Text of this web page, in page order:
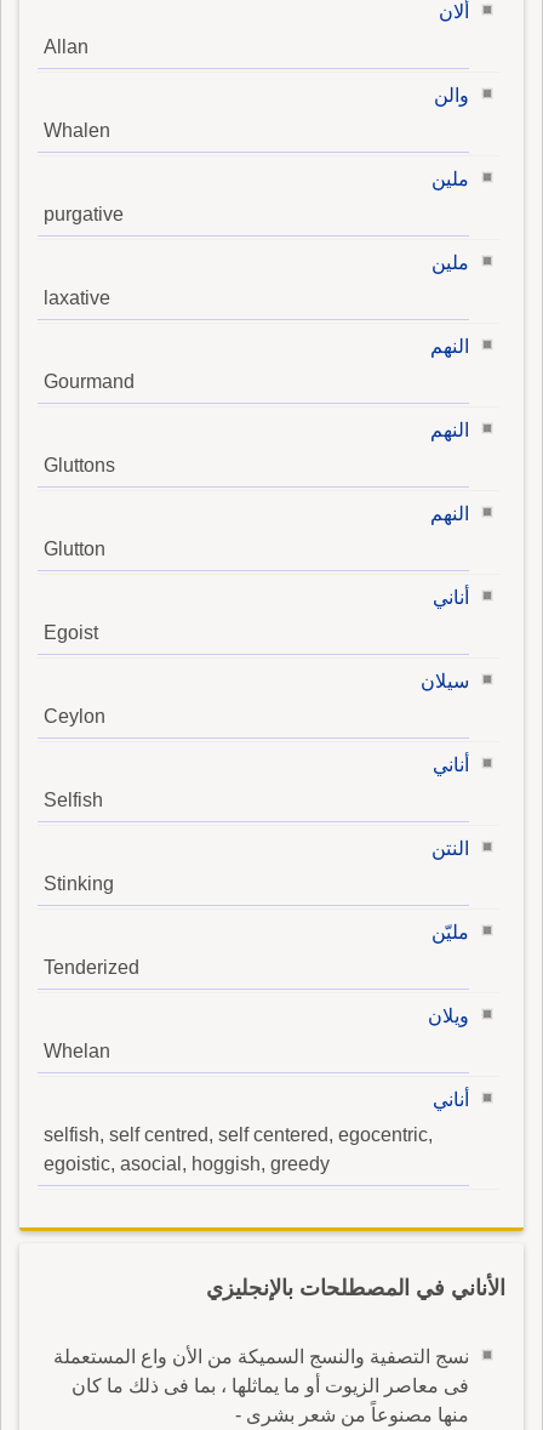
ألان
Allan
والن
Whalen
ملين
purgative
ملين
laxative
النهم
Gourmand
النهم
Gluttons
النهم
Glutton
أناني
Egoist
سيلان
Ceylon
أناني
Selfish
النتن
Stinking
مليّن
Tenderized
ويلان
Whelan
أناني
selfish, self centred, self centered, egocentric,
egoistic, asocial, hoggish, greedy
الأناني في المصطلحات بالإنجليزي
نسج التصفية والنسج السميكة من الأن واع المستعملة
فى معاصر الزيوت أو ما يماثلها ، بما فى ذلك ما كان
منها مصنوعاً من شعر بشرى -